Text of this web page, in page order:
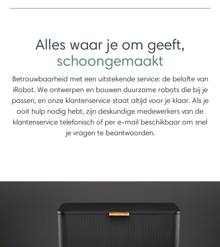
Alles waar je om geeft,
schoongemaakt
Betrouwbaarheid met een uitstekende service: de belofte van
iRobot. We ontwerpen en bouwen duurzame robots die bij je
passen, en onze klantenservice staat altijd voor je klaar. Als je
ooit hulp nodig hebt, zijn deskundige medewerkers van de
klantenservice telefonisch of per e-mail beschikbaar om snel
je vragen te beantwoorden.